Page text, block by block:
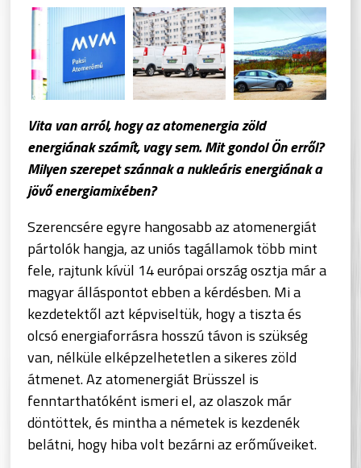
Vita van arról, hogy az atomenergia zöld
energiának számít, vagy sem. Mit gondol Ön erről?
Milyen szerepet szánnak a nukleáris energiának a
jövő energiamixében?
Szerencsére egyre hangosabb az atomenergiát
pártolók hangja, az uniós tagállamok több mint
fele, rajtunk kívül 14 európai ország osztja már a
magyar álláspontot ebben a kérdésben. Mi a
kezdetektől azt képviseltük, hogy a tiszta és
olcsó energiaforrásra hosszú távon is szükség
van, nélküle elképzelhetetlen a sikeres zöld
átmenet. Az atomenergiát Brüsszel is
fenntarthatóként ismeri el, az olaszok már
döntöttek, és mintha a németek is kezdenék
belátni, hogy hiba volt bezárni az erőműveiket.